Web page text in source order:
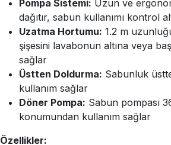
Pompa Sistemi: Uzun ve
dağıtır, sabun kullanımı kontrol
Uzatma Hortumu: 1.2 m
şişesini lavabonun altına veya
sağlar
Üstten Doldurma: Sabunluk
kullanım sağlar
Döner Pompa: Sabun pompası
konumundan kullanım sağlar
Özellikler: